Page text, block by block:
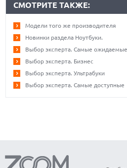
СМОТРИТЕ ТАКЖЕ:
Модели того же производителя
Новинки раздела Ноутбуки.
Выбор эксперта. Самые ожидаемые
Выбор эксперта. Бизнес
Выбор эксперта. Ультрабуки
Выбор эксперта. Самые доступные